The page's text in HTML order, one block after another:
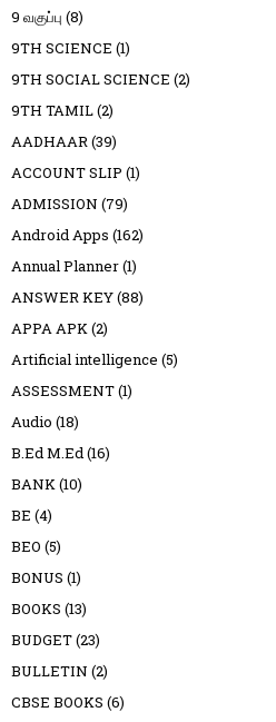
9 வகுப்பு (8)
9TH SCIENCE (1)
9TH SOCIAL SCIENCE (2)
9TH TAMIL(2)
AADHAAR(39)
ACCOUNT SLIP (1)
ADMISSION (79)
Android Apps (162)
Annual Planner(1)
ANSWER KEY(88)
APPA APK(2)
Artificial intelligence (5)
ASSESSMENT(1)
Audio (18)
B.Ed M.Ed(16)
BANK(10)
BE (4)
BEO (5)
BONUS (1)
BOOKS (13)
BUDGET(23)
BULLETIN (2)
CBSE BOOKS (6)